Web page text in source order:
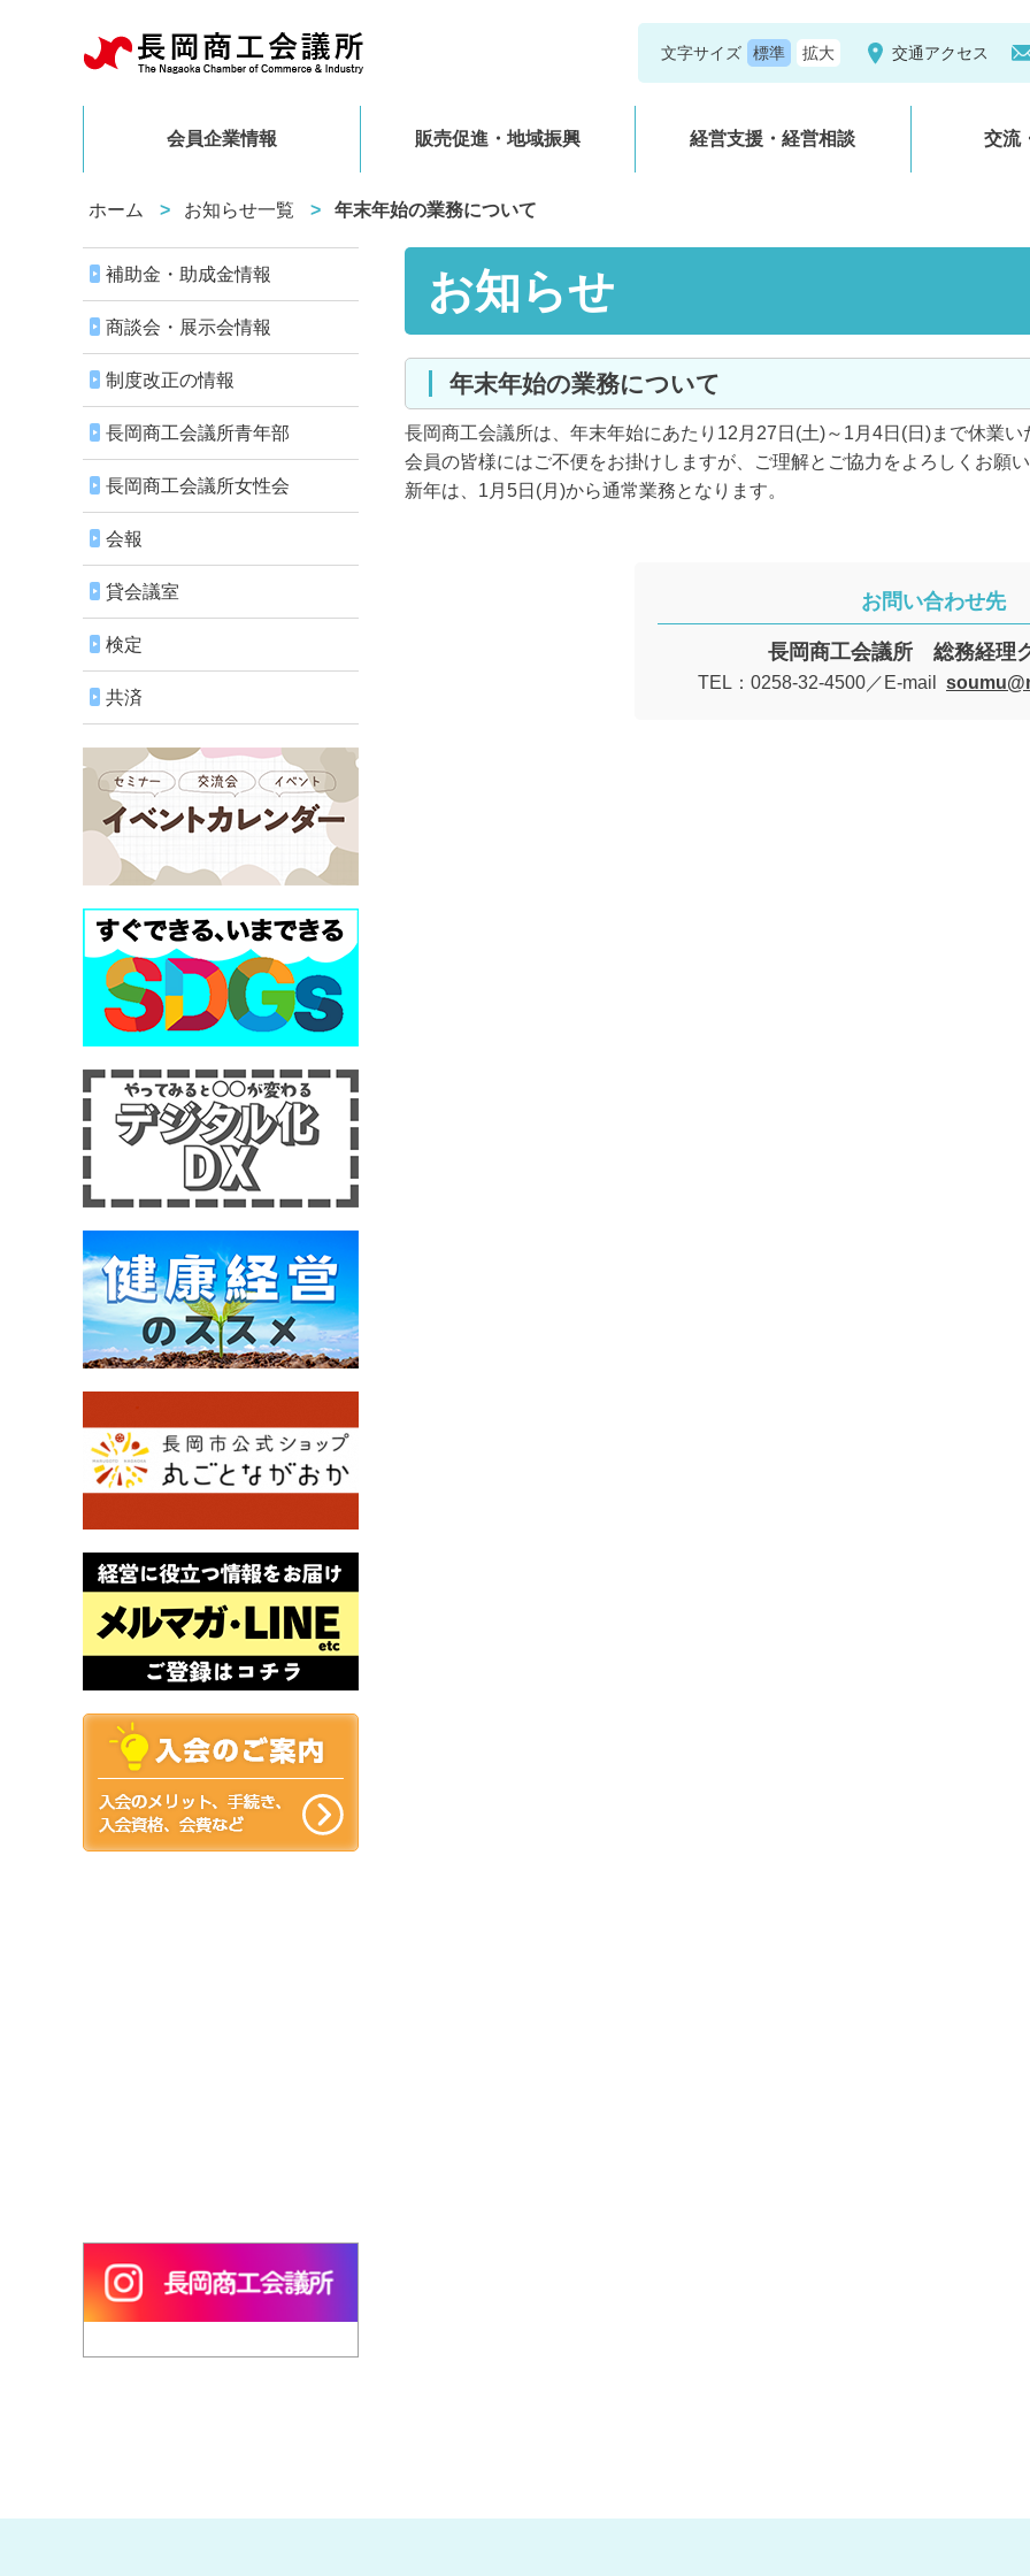
文字サイズ 交通アクセス
会員企業情報 販売促進・地域振興 経営支援・経営相談 交流
ホーム お知らせ一覧 年末年始の業務について
お知らせ
年末年始の業務について
長岡商工会議所は、年末年始にあたり12月27日(土)～1月4日(日)まで休業い
会員の皆様にはご不便をお掛けしますが、ご理解とご協力をよろしくお願い
新年は、1月5日(月)から通常業務となります。
お問い合わせ先
長岡商工会議所 総務経理
TEL：0258-32-4500／E-mail
補助金・助成金情報
商談会・展示会情報
制度改正の情報
長岡商工会議所青年部
長岡商工会議所女性会
会報
貸会議室
検定
共済